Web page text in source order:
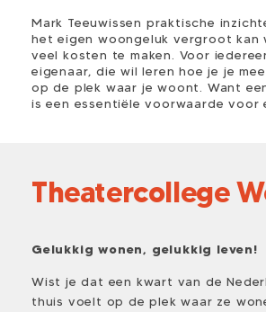
Mark Teeuwissen praktische
het eigen woongeluk vergroot kan
veel kosten te maken. Voor
eigenaar, die wil leren hoe je je
op de plek waar je woont. Want
is een essentiële voorwaarde voor
Theatercollege
Gelukkig wonen, gelukkig leven!
Wist je dat een kwart van de
thuis voelt op de plek waar ze